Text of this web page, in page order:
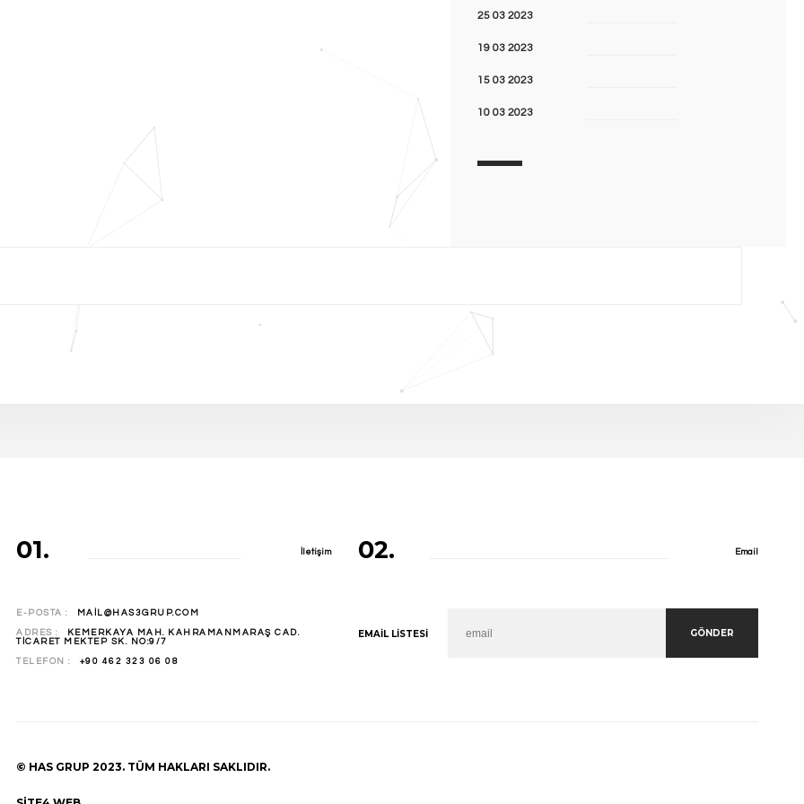
25 03 2023
19 03 2023
15 03 2023
10 03 2023
01. İletişim
E-POSTA : MAIL@HAS3GRUP.COM
ADRES :
KEMERKAYA MAH. KAHRAMANMARAŞ CAD.
TICARET MEKTEP SK. NO:9/7
TELEFON : +90 462 323 06 08
02. Email
EMAIL LISTESI GÖNDER
© HAS GRUP 2023. TÜM HAKLARI SAKLIDIR.